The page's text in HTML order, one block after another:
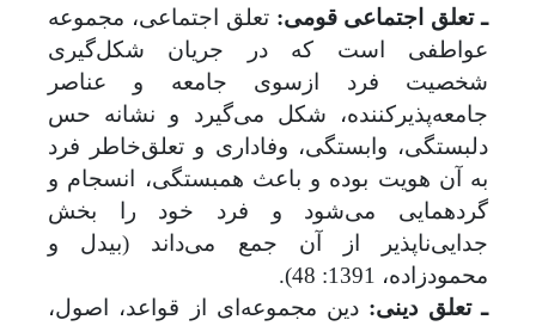
ـ تعلق اجتماعی قومی: تعلق اجتماعی، مجموعه
عواطفی است که در جریان شکل‌گیری
شخصیت فرد ازسوی جامعه و عناصر
جامعهپذیر‌کننده، شکل می‌گیرد و نشانه حس
دلبستگی، وابستگی، وفاداری و تعلق‌خاطر فرد
به آن هویت بوده و باعث همبستگی، انسجام و
گردهمایی می‌شود و فرد خود را بخش
جدایی‌ناپذیر از آن جمع می‌داند (بیدل و
محمودزاده، 1391: 48).
ـ تعلق دینی: دین مجموعه‌ای از قواعد، اصول،